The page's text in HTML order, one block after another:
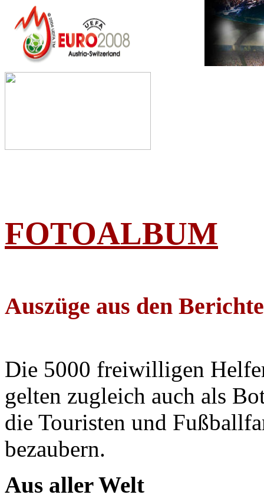
FOTOALBUM
Auszüge aus den
Die 5000 freiwilligen
gelten zugleich auch als
die Touristen und
bezaubern.
Aus aller Welt